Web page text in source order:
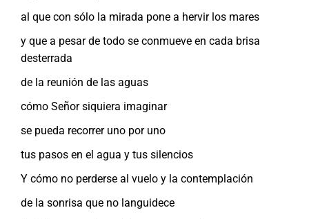
al que con sólo la mirada pone a hervir los mares
y que a pesar de todo se conmueve en cada brisa
desterrada
de la reunión de las aguas
cómo Señor siquiera imaginar
se pueda recorrer uno por uno
tus pasos en el agua y tus silencios
Y cómo no perderse al vuelo y la contemplación
de la sonrisa que no languidece